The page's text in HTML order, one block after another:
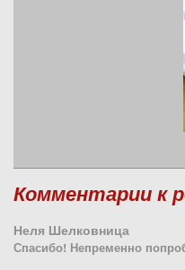
Комментарии к
Неля Шелковница
Спасибо! Непременно